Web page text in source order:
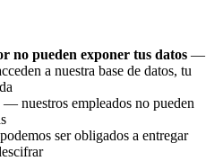
no pueden exponer tus datos —
a nuestra base de datos, tu
— nuestros empleados no pueden
ser obligados a entregar